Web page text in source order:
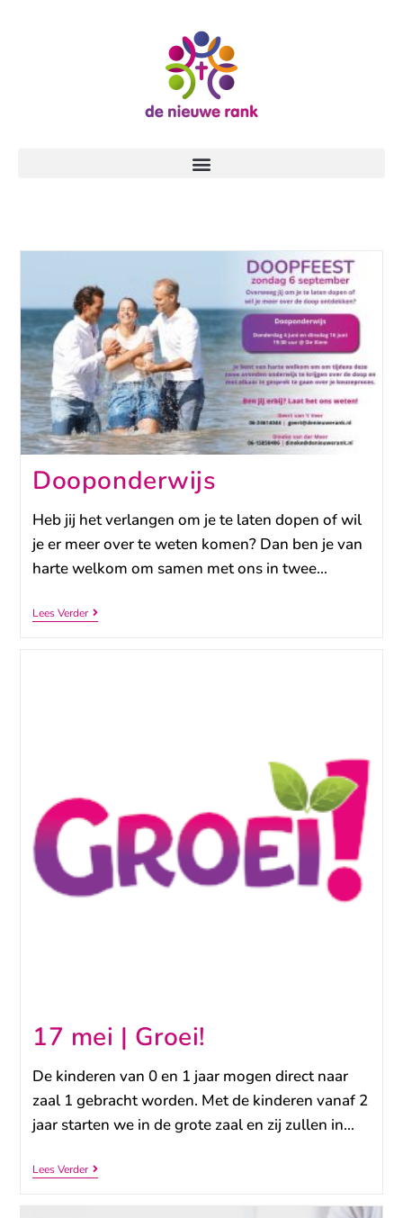
Dooponderwijs
Heb jij het verlangen om je te laten dopen of wil
je er meer over te weten komen? Dan ben je van
harte welkom om samen met ons in twee…
Lees Verder
17 mei | Groei!
De kinderen van 0 en 1 jaar mogen direct naar
zaal 1 gebracht worden. Met de kinderen vanaf 2
jaar starten we in de grote zaal en zij zullen in…
Lees Verder